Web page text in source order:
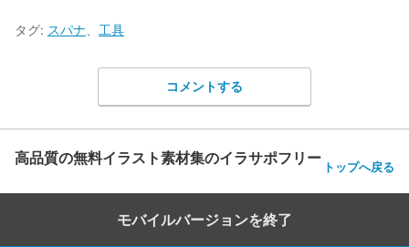
タグ: スパナ 工具
コメントする
高品質の無料イラスト素材集のイラサポフリー トップへ戻る
モバイルバージョンを終了